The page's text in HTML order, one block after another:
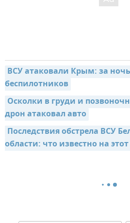
ВСУ атаковали Крым: за
беспилотников
Осколки в груди и
дрон атаковал авто
Последствия обстрела ВСУ
области: что известно на